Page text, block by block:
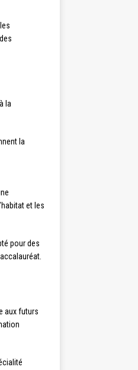
la
la
et les
pour des
aux futurs